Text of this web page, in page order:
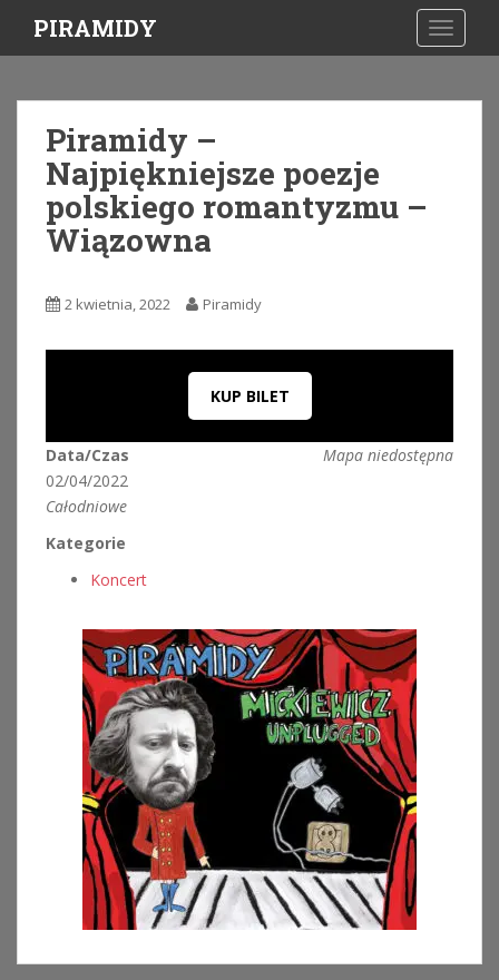
i
PIRAMIDY
Piramidy –
Najpiękniejsze poezje
polskiego romantyzmu –
Wiązowna
2 kwietnia, 2022 Piramidy
KUP BILET
Mapa niedostępna
Data/Czas
02/04/2022
Całodniowe
Kategorie
Koncert